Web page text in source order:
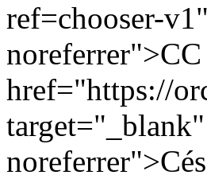
ref=chooser-
href="https://